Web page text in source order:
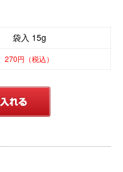
袋入 15g
270円（税込）